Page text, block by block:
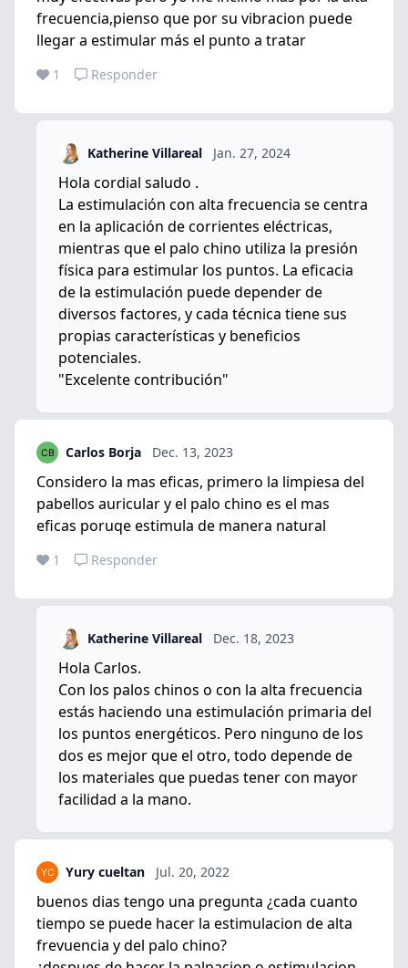
frecuencia,pienso que por su vibracion puede
llegar a estimular más el punto a tratar
1 Responder
Katherine Villareal Jan. 27, 2024
Hola cordial saludo .
La estimulación con alta frecuencia se centra
en la aplicación de corrientes eléctricas,
mientras que el palo chino utiliza la presión
física para estimular los puntos. La eficacia
de la estimulación puede depender de
diversos factores, y cada técnica tiene sus
propias características y beneficios
potenciales.
"Excelente contribución"
Carlos Borja Dec. 13, 2023
Considero la mas eficas, primero la limpiesa del
pabellos auricular y el palo chino es el mas
eficas poruqe estimula de manera natural
1 Responder
Katherine Villareal Dec. 18, 2023
Hola Carlos.
Con los palos chinos o con la alta frecuencia
estás haciendo una estimulación primaria del
los puntos energéticos. Pero ninguno de los
dos es mejor que el otro, todo depende de
los materiales que puedas tener con mayor
facilidad a la mano.
Yury cueltan Jul. 20, 2022
buenos dias tengo una pregunta ¿cada cuanto
tiempo se puede hacer la estimulacion de alta
frevuencia y del palo chino?